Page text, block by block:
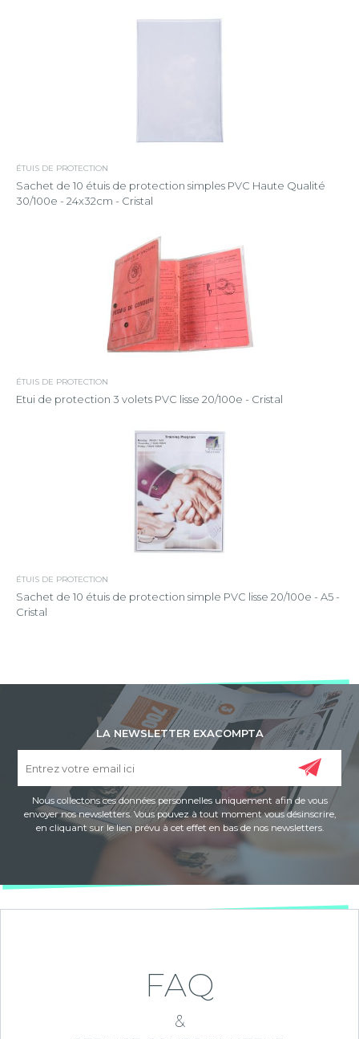
ÉTUIS DE PROTECTION
Sachet de 10 étuis de protection simples PVC Haute Qualité
30/100e - 24x32cm - Cristal
ÉTUIS DE PROTECTION
Etui de protection 3 volets PVC lisse 20/100e - Cristal
ÉTUIS DE PROTECTION
Sachet de 10 étuis de protection simple PVC lisse 20/100e - A5 -
Cristal
LA NEWSLETTER EXACOMPTA
Nous collectons ces données personnelles uniquement afin de vous
envoyer nos newsletters. Vous pouvez à tout moment vous désinscrire,
en cliquant sur le lien prévu à cet effet en bas de nos newsletters.
FAQ
&